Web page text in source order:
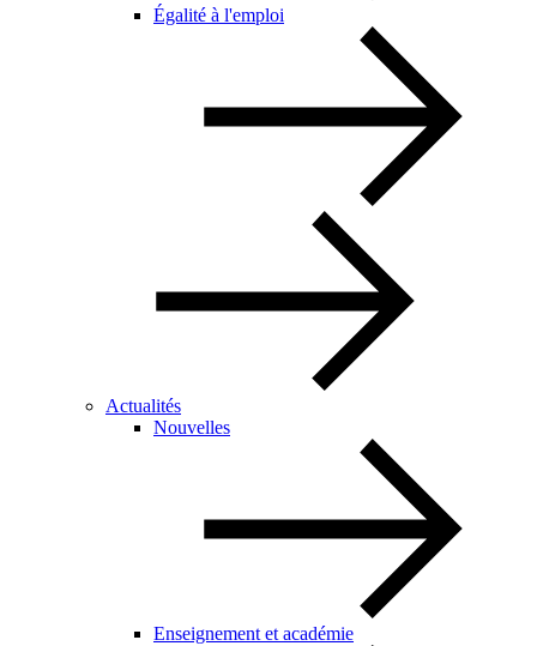
Égalité à l'emploi
Actualités
Nouvelles
Enseignement et académie